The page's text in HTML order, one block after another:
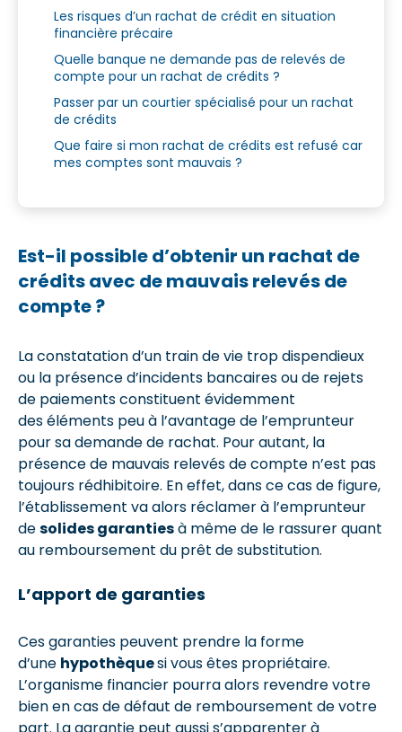
Les risques d’un rachat de crédit en situation
financière précaire
Quelle banque ne demande pas de relevés de
compte pour un rachat de crédits ?
Passer par un courtier spécialisé pour un rachat
de crédits
Que faire si mon rachat de crédits est refusé car
mes comptes sont mauvais ?
Est-il possible d’obtenir un rachat de
crédits avec de mauvais relevés de
compte ?
La constatation d’un train de vie trop dispendieux
ou la présence d’incidents bancaires ou de rejets
de paiements constituent évidemment
des éléments peu à l’avantage de l’emprunteur
pour sa demande de rachat. Pour autant, la
présence de mauvais relevés de compte n’est pas
toujours rédhibitoire. En effet, dans ce cas de figure,
l’établissement va alors réclamer à l’emprunteur
desolides garantiesà même de le rassurer quant
au remboursement du prêt de substitution.
L’apport de garanties
Ces garanties peuvent prendre la forme
d’une hypothèquesi vous êtes propriétaire.
L’organisme financier pourra alors revendre votre
bien en cas de défaut de remboursement de votre
part. La garantie peut aussi s’apparenter à